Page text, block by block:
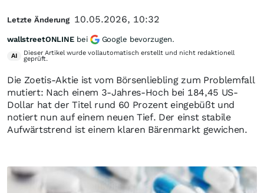
Die Zoetis-Aktie ist vom Börsenliebling zum Problemfall
mutiert: Nach einem 3-Jahres-Hoch bei 184,45 US-
Dollar hat der Titel rund 60 Prozent eingebüßt und
notiert nun auf einem neuen Tief. Der einst stabile
Aufwärtstrend ist einem klaren Bärenmarkt gewichen.
Letzte Änderung 10.05.2026, 10:32
wallstreetONLINE bei Google bevorzugen.
AI Dieser Artikel wurde vollautomatisch erstellt und nicht redaktionell
geprüft.